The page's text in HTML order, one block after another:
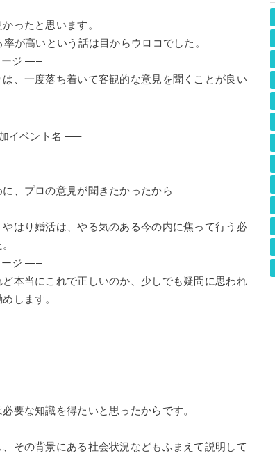
ったと思います。
が高いという話は目からウロコでした。
ージ —–
、一度落ち着いて客観的な意見を聞くことが良い
イベント名 —–
、プロの意見が聞きたかったから
はり婚活は、やる気のある今の内に焦って行う必
ージ —–
本当にこれで正しいのか、少しでも疑問に思われ
します。
必要な知識を得たいと思ったからです。
その背景にある社会状況などもふまえて説明して